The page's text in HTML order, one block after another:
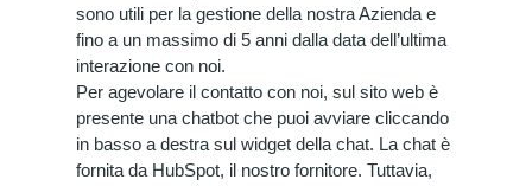
sono utili per la gestione della nostra Azienda e
fino a un massimo di 5 anni dalla data dell’ultima
interazione con noi.
Per agevolare il contatto con noi, sul sito web è
presente una chatbot che puoi avviare cliccando
in basso a destra sul widget della chat. La chat è
fornita da HubSpot, il nostro fornitore. Tuttavia,